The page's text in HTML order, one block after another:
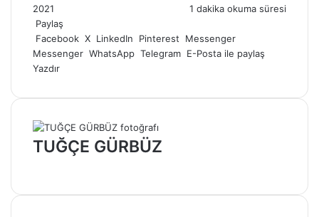
e-
2021
1 dakika okuma süresi
Paylaş
Facebook X LinkedIn Pinterest
Messenger
Messenger WhatsApp Telegram E-Posta ile paylaş
Yazdır
TUĞÇE GÜRBÜZ